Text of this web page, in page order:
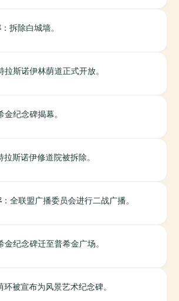
：拆除白城墙。
拉斯诺伊林荫道正式开放。
金纪念碑揭幕。
拉斯诺伊修道院被拆除。
：全联盟广播委员会进行二战广播。
金纪念碑迁至普希金广场。
环被宣布为风景艺术纪念碑。